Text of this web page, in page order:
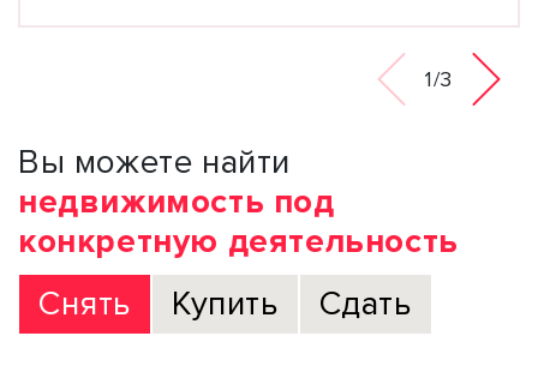
1/3
Вы можете найти
недвижимость под
конкретную деятельность
Снять
Купить Сдать